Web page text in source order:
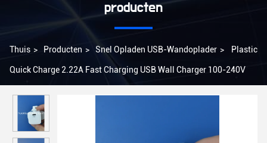
producten
Thuis > Producten > Snel Opladen USB-Wandoplader > Plastic
Quick Charge 2.22A Fast Charging USB Wall Charger 100-240V